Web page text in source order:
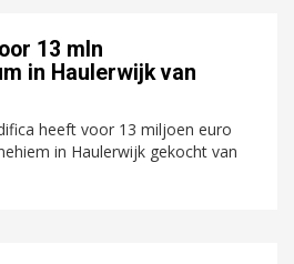
13 mln
in Haulerwijk van
heeft voor 13 miljoen euro
in Haulerwijk gekocht van